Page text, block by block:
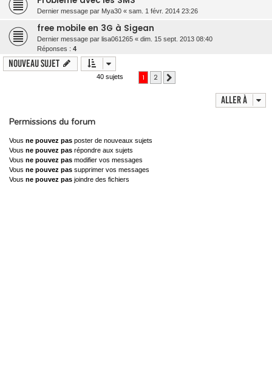
Dernier message par Mya30 « sam. 1 févr. 2014 23:26
free mobile en 3G à Sigean
Dernier message par lisa061265 « dim. 15 sept. 2013 08:40
Réponses : 4
Nouveau sujet
40 sujets 1 2
Aller à
Permissions du forum
Vous ne pouvez pas poster de nouveaux sujets
Vous ne pouvez pas répondre aux sujets
Vous ne pouvez pas modifier vos messages
Vous ne pouvez pas supprimer vos messages
Vous ne pouvez pas joindre des fichiers